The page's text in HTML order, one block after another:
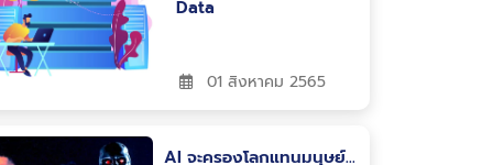
Data
01 สิงหาคม 2565
AI จะครองโลกแทนมนุษย์…